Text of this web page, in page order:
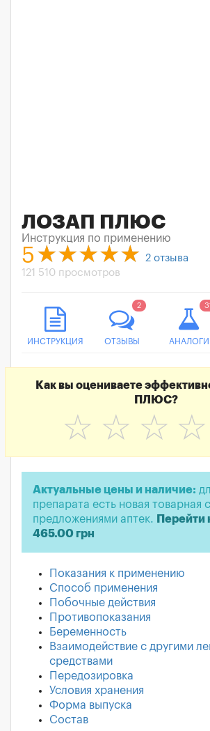
ЛОЗАП ПЛЮС
Инструкция по применению
5 2 отзыва
121 510 просмотров
ИНСТРУКЦИЯ ОТЗЫВЫ
2
АНАЛОГИ
31
Как вы оцениваете
ПЛЮС?
☆
☆
☆
☆
Актуальные цены и наличие:
препарата есть новая товарная
предложениями аптек. Перейти
465.00 грн
Показания к применению
Способ применения
Побочные действия
Противопоказания
Беременность
Взаимодействие с другими
средствами
Передозировка
Условия хранения
Форма выпуска
Состав